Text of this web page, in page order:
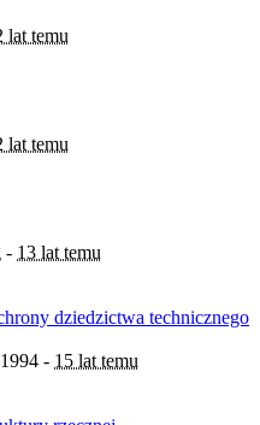
lat temu
lat temu
- 13 lat temu
dziedzictwa technicznego
- 15 lat temu